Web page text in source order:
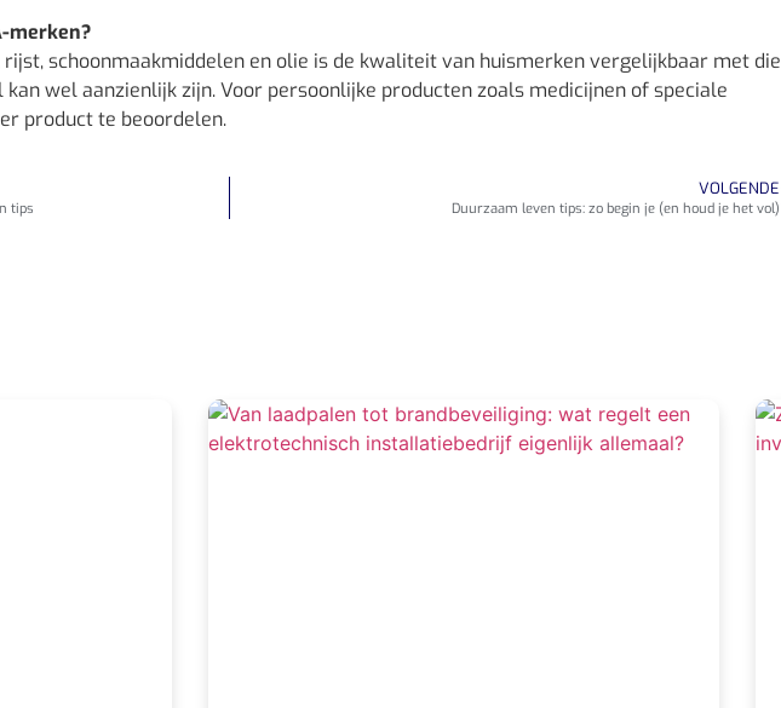
merken?
schoonmaakmiddelen en olie is de kwaliteit van huismerken vergelijkbaar met die
wel aanzienlijk zijn. Voor persoonlijke producten zoals medicijnen of speciale
product te beoordelen.
tips
VOLGENDE
Duurzaam leven tips: zo begin je (en houd je het vol)